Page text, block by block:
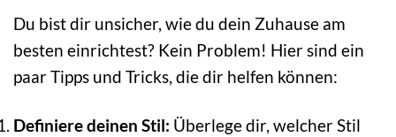
Du bist dir unsicher, wie du dein Zuhause am
besten einrichtest? Kein Problem! Hier sind ein
paar Tipps und Tricks, die dir helfen können:
Definiere deinen Stil: Überlege dir, welcher Stil